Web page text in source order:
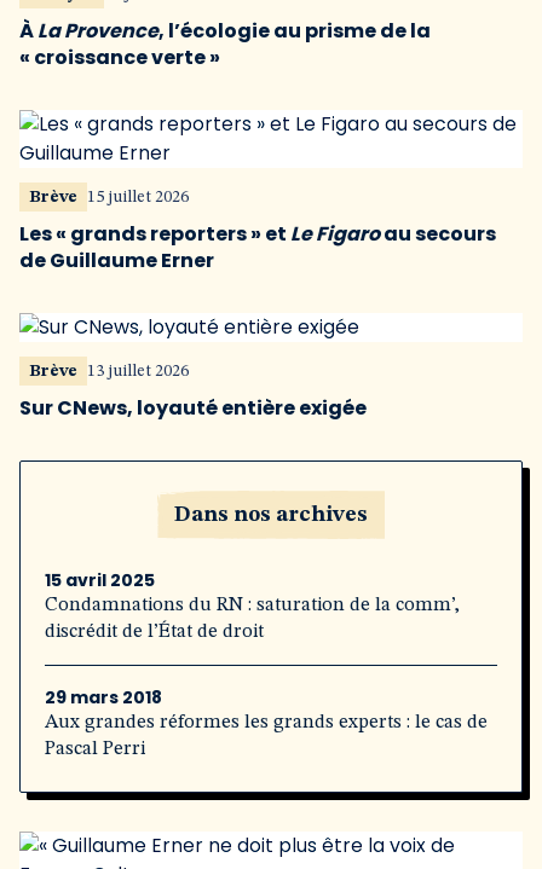
ÀLa Provence, l’écologie au prisme de la
« croissance verte »
Brève 15 juillet 2026
Les « grands reporters » et Le Figaroau secours
de Guillaume Erner
Brève 13 juillet 2026
Sur CNews, loyauté entière exigée
Dans nos archives
15 avril 2025
Condamnations du RN : saturation de la comm’,
discrédit de l’État de droit
29 mars 2018
Aux grandes réformes les grands experts : le cas de
Pascal Perri